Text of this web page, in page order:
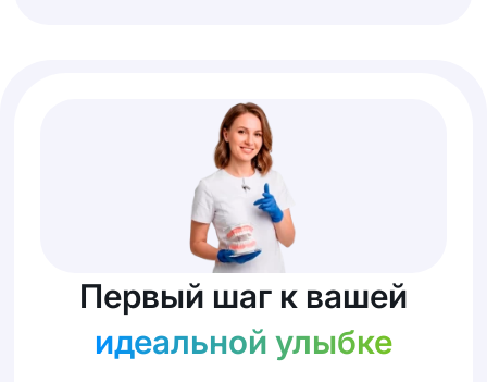
Первый шаг к вашей
идеальной улыбке